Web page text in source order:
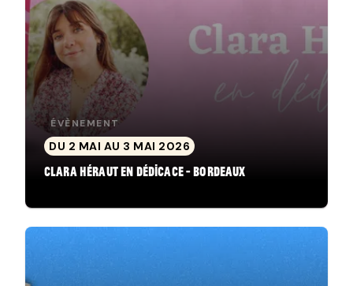
ÉVÈNEMENT
DU 2 MAI AU 3 MAI 2026
Clara Héraut en dédicace - Bordeaux